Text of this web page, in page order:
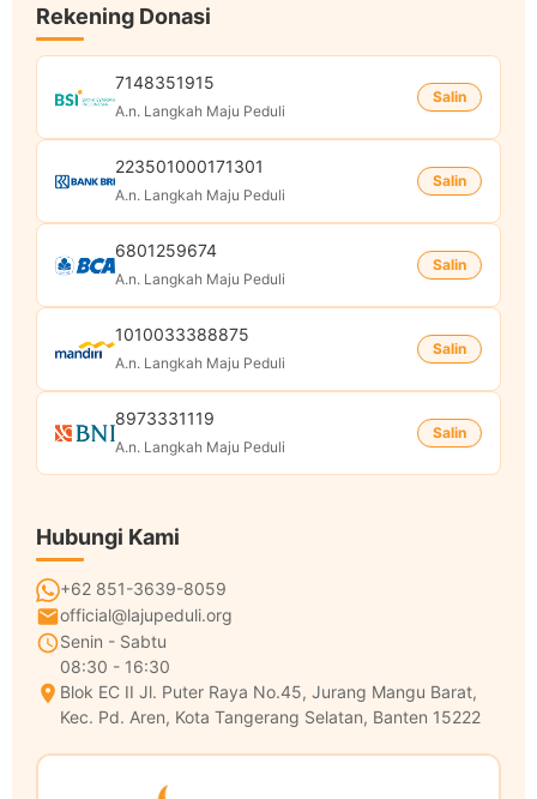
Rekening Donasi
7148351915
A.n. Langkah Maju Peduli
Salin
223501000171301
A.n. Langkah Maju Peduli
Salin
6801259674
A.n. Langkah Maju Peduli
Salin
1010033388875
A.n. Langkah Maju Peduli
Salin
8973331119
A.n. Langkah Maju Peduli
Salin
Hubungi Kami
+62 851-3639-8059
official@lajupeduli.org
Senin - Sabtu
08:30 - 16:30
Blok EC II Jl. Puter Raya No.45, Jurang Mangu Barat,
Kec. Pd. Aren, Kota Tangerang Selatan, Banten 15222